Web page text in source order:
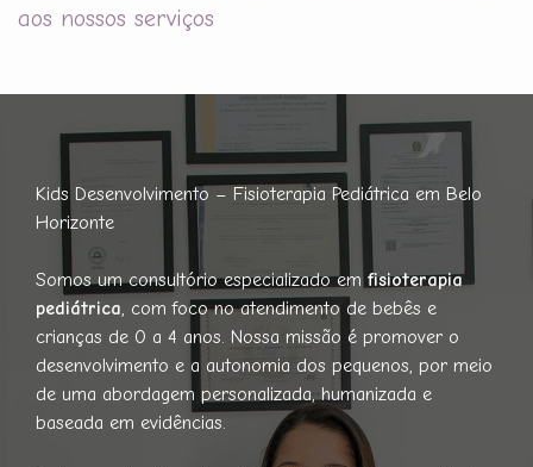
aos nossos serviços
Kids Desenvolvimento – Fisioterapia Pediátrica em Belo
Horizonte
Somos um consultório especializado em fisioterapia
pediátrica, com foco no atendimento de bebês e
crianças de 0 a 4 anos. Nossa missão é promover o
desenvolvimento e a autonomia dos pequenos, por meio
de uma abordagem personalizada, humanizada e
baseada em evidências.